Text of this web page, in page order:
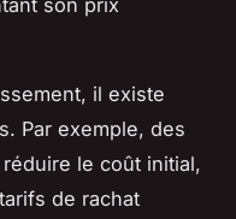
il existe
Par exemple, des
le coût initial,
de rachat